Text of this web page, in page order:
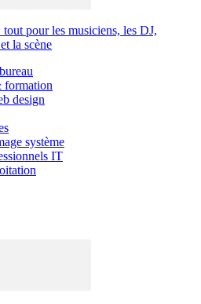
pour les musiciens, les DJ,
la scène
formation
design
système
IT